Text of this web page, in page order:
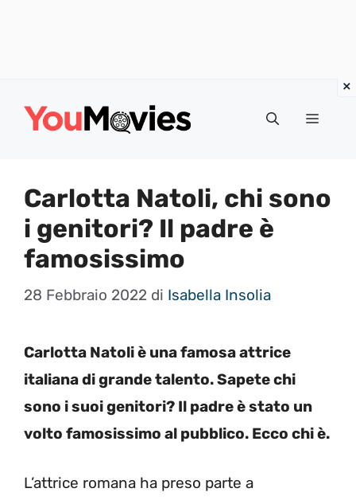
Menu
Carlotta Natoli, chi sono
i genitori? Il padre è
famosissimo
28 Febbraio 2022 di Isabella Insolia
Carlotta Natoli è una famosa attrice
italiana di grande talento. Sapete chi
sono i suoi genitori? Il padre è stato un
volto famosissimo al pubblico. Ecco chi è.
L’attrice romana ha preso parte a